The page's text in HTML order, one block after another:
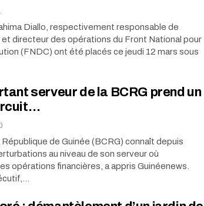
Diallo, respectivement responsable de
directeur des opérations du Front National pour
(FNDC) ont été placés ce jeudi 12 mars sous
serveur de la BCRG prend un
de Guinée (BCRG) connaît depuis
au niveau de son serveur où
opérations financières, a appris Guinéenews.